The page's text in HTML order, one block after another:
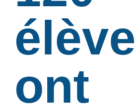
ont